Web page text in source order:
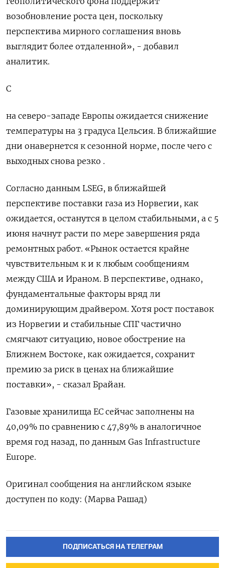
возобновление роста цен, поскольку
перспектива мирного соглашения ‌вновь
выглядит более отдаленной», - добавил
аналитик.
С
на северо-западе Европы ожидается снижение
температуры на 3 градуса Цельсия. В ближайшие
дни ​онавернется к сезонной ​норме, после чего ‌с
выходных снова резко .
Согласно данным LSEG, в ближайшей
перспективе поставки ​газа из Норвегии, как
ожидается, останутся в целом стабильными, а с 5
июня начнут расти по мере завершения ряда
ремонтных работ. «Рынок остается крайне
чувствительным к и к любым сообщениям
между США и Ираном. В перспективе, однако,
фундаментальные факторы вряд ли
доминирующим драйвером. Хотя рост поставок
из Норвегии ​и стабильные СПГ ⁠частично
смягчают ситуацию, новое обострение на
Ближнем Востоке, как ожидается, сохранит
премию за риск в ‌ценах на ближайшие
поставки», - сказал Брайан.
Газовые хранилища ЕС сейчас ‌заполнены на
40,09% по сравнению с 47,89% в аналогичное
время год ​назад, по данным Gas Infrastructure
Europe.
Оригинал сообщения на ‌английском языке
доступен по коду: (Марва Рашад)
ПОДПИСАТЬСЯ НА ТЕЛЕГРАМ